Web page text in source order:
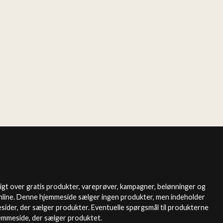
over gratis produkter, vareprøver, kampagner, belønninger og
Denne hjemmeside sælger ingen produkter, men indeholder
der sælger produkter. Eventuelle spørgsmål til produkterne
der sælger produktet.